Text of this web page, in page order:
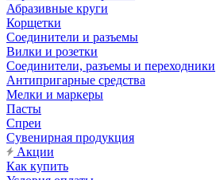
Абразивные круги
Корщетки
Соединители и разъемы
Вилки и розетки
Соединители, разъемы и переходники
Антипригарные средства
Мелки и маркеры
Пасты
Спреи
Сувенирная продукция
Акции
Как купить